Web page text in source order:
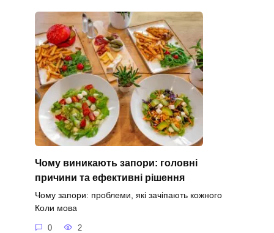
Чому виникають запори: головні
причини та ефективні рішення
Чому запори: проблеми, які зачіпають кожного
Коли мова
0 2